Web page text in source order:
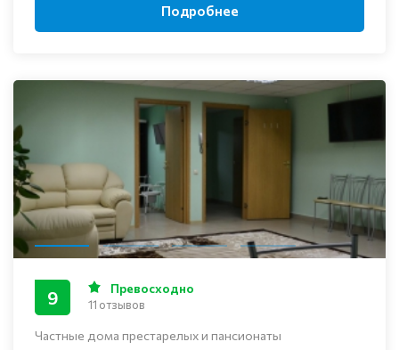
Подробнее
Частные дома престарелых и пансионаты
9 Превосходно
11 отзывов